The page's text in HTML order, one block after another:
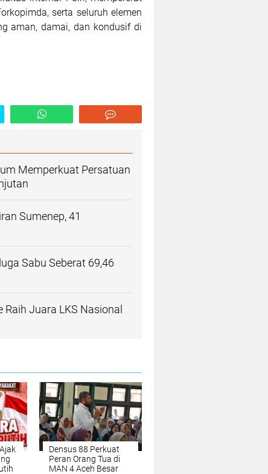
serta seluruh elemen
aman, damai, dan kondusif di
Memperkuat Persatuan
Sumenep, 41
Sabu Seberat 69,46
Juara LKS Nasional
Densus 88 Perkuat
Peran Orang Tua di
MAN 4 Aceh Besar